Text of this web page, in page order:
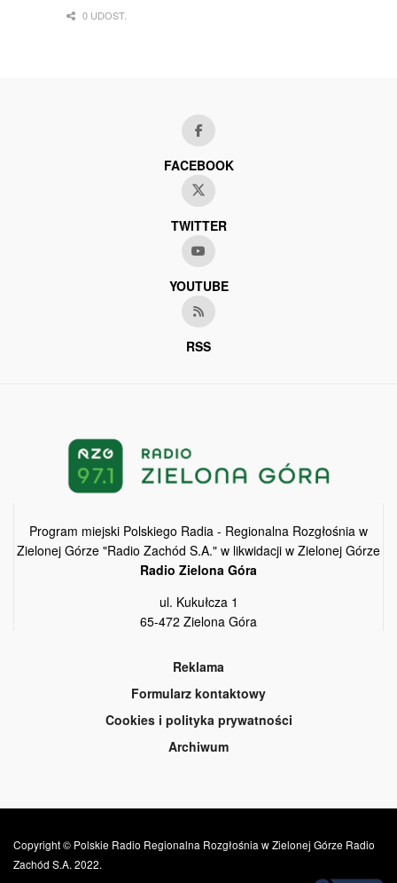
0 UDOST.
FACEBOOK
TWITTER
YOUTUBE
RSS
Program miejski Polskiego Radia - Regionalna Rozgłośnia w
Zielonej Górze "Radio Zachód S.A." w likwidacji w Zielonej Górze
Radio Zielona Góra
ul. Kukułcza 1
65-472 Zielona Góra
Reklama
Formularz kontaktowy
Cookies i polityka prywatności
Archiwum
Copyright © Polskie Radio Regionalna Rozgłośnia w Zielonej Górze Radio
Zachód S.A. 2022.